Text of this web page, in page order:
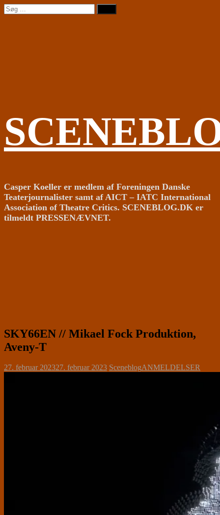
Videre
til
Søg
efter:
Casper Koeller er medlem af Foreningen Danske
Teaterjournalister samt af AICT – IATC International
Association of Theatre Critics. SCENEBLOG.DK er
tilmeldt PRESSENÆVNET.
SKY66EN // Mikael Fock Produktion,
Aveny-T
27. februar 202327. februar 2023 SceneblogANMELDELSER